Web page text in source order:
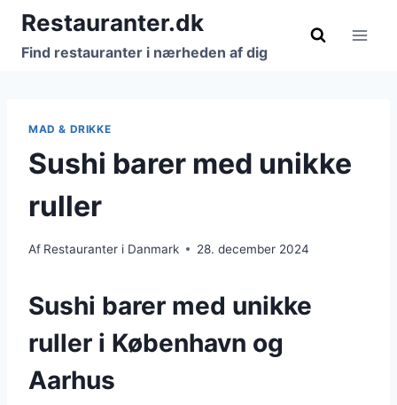
Fortsæt
indhold
Restauranter.dk
Find restauranter i nærheden af dig
MAD & DRIKKE
Sushi barer med unikke
ruller
Af Restauranter i Danmark 28. december 2024
Sushi barer med unikke
ruller i København og
Aarhus